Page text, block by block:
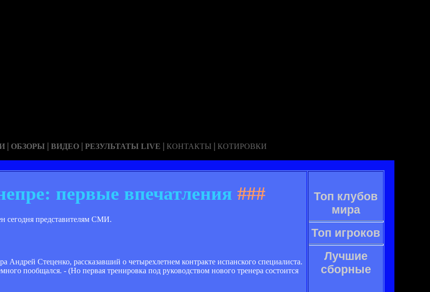
| ОБЗОРЫ | ВИДЕО | РЕЗУЛЬТАТЫ LIVE | КОНТАКТЫ | КОТИРОВКИ
первые впечатления ###
сегодня представителям СМИ.
Андрей Стеценко, рассказавший о четырехлетнем контракте испанского специалиста.
пообщался. - (Но первая тренировка под руководством нового тренера состоится
Топ клубов
мира
Топ игроков
Лучшие
сборные